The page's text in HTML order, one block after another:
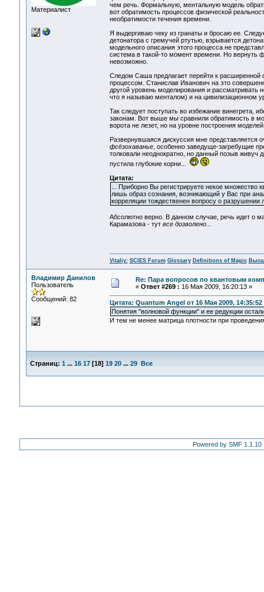
Материалист
чем речь. Формальную, ментальную модель
вот обратимость процессов физической
необратимости течения времени.
Я выдергиваю чеку из гранаты и бросаю ее.
детонатора с гремучей ртутью, взрывается
модельного описания этого процесса не
система в такой-то момент времени. Но вернуть
невозможно.
Следом Саша предлагает перейти к расширенной
процессом. Станислав Иванович на это
другой уровень моделирования и
что я называю менталом) и на цивилизационном
Так следует поступать во избежание винегрета,
законам. Вот выше мы сравнили обратимость в
ворота не лезет, но на уровне построения
Развернувшаяся дискуссия мне представляется
фсёзохаванье, особенно заведуще-загребущие
толковали неоднократно, но данный позыв
пустила глубокие корни...
Цитата:
... Приборно Вы регистрируете некое множество
лишь образ сознания, возникающий у Вас при
корреляции тождественен вопросу о
Абсолютно верно. В данном случае, речь идет о
Карамазова - тут все дозволено...
Vitaliy: SCIES Forum Glossary Definitions of Magic
Владимир Данилов
Пользователь
Сообщений: 82
Re: Пара вопросов по квантовым
« Ответ #269 : 16 Мая 2009, 16:20:13 »
Цитата: Quantum Angel от 16 Мая 2009, 14:35:52
Понятия "волновой функции" и ее редукции
И тем не менее матрица плотности при
Страниц: 1 ... 16 17[18] 19 20 ... 29 Все
Powered by SMF 1.1.10